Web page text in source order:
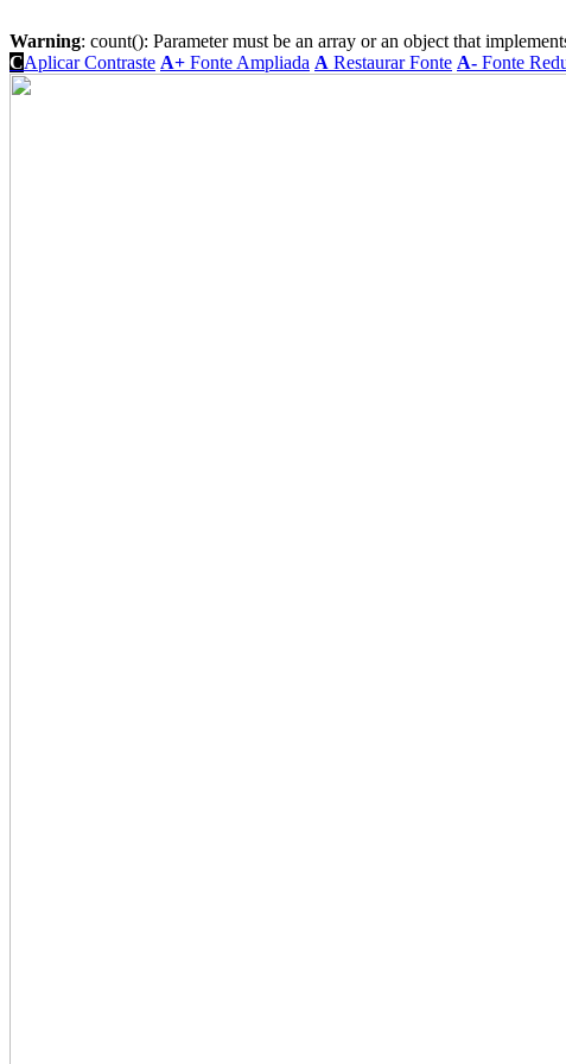
Warning: count(): Parameter must be an array or an object that
CAplicar Contraste A+ Fonte Ampliada A Restaurar Fonte A- Fonte